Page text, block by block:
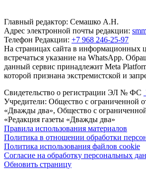
Главный редактор: Семашко А.Н.
Адрес электронной почты редакции:
Телефон Редакции: +7 968 246-25-97
На страницах сайта в информационных
встречаться указание на WhatsApp.
данный сервис принадлежит Meta
которой признана экстремистской и
Свидетельство о регистрации ЭЛ № ФС
Учредители: Общество с ограниченной
«Дважды два», Общество с
«Редакция газеты «Дважды два»
Правила использования материалов
Политика в отношении обработки
Политика использования файлов cookie
Согласие на обработку персональных
Обновить страницу